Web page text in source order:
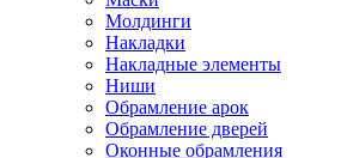
Молдинги
Накладки
Накладные элементы
Ниши
Обрамление арок
Обрамление дверей
Оконные обрамления